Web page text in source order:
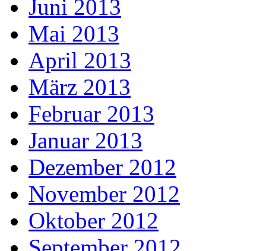
Juni 2013
Mai 2013
April 2013
März 2013
Februar 2013
Januar 2013
Dezember 2012
November 2012
Oktober 2012